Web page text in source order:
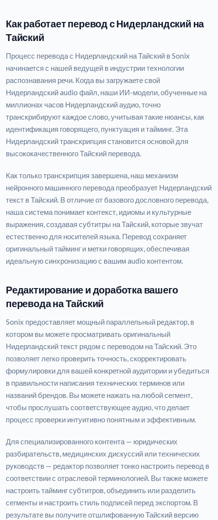
Как работает перевод с Нидерландский на
Тайский
Процесс перевода с Нидерландский на Тайский в Sonix
начинается с нашей ведущей в индустрии технологии
распознавания речи. Когда вы загружаете свой
Нидерландский audio файл, наши ИИ-модели, обученные на
миллионах часов Нидерландский аудио, точно
транскрибируют каждое слово, учитывая такие нюансы, как
идентификация говорящего, пунктуация и тайминг. Эта
Нидерландский транскрипция становится основой для
высококачественного Тайский перевода.
Как только транскрипция завершена, наш механизм
нейронного машинного перевода преобразует Нидерландский
текст в Тайский. В отличие от базового дословного перевода,
наша система понимает контекст, идиомы и культурные
выражения, создавая субтитры на Тайский, которые звучат
естественно для носителей языка. Перевод сохраняет
оригинальный тайминг и метки говорящих, обеспечивая
идеальную синхронизацию с вашим audio контентом.
Редактирование и доработка вашего
перевода на Тайский
Sonix предоставляет мощный параллельный редактор, в
котором вы можете просматривать оригинальный
Нидерландский текст рядом с переводом на Тайский. Это
позволяет легко проверить точность, скорректировать
формулировки для вашей конкретной аудитории и убедиться
в правильности написания технических терминов или
названий брендов. Вы можете нажать на любой сегмент,
чтобы прослушать соответствующее аудио, что делает
процесс проверки интуитивно понятным и эффективным.
Для специализированного контента — юридических
разбирательств, медицинских дискуссий или технических
руководств — редактор позволяет тонко настроить перевод в
соответствии с отраслевой терминологией. Вы также можете
настроить тайминг субтитров, объединить или разделить
сегменты и настроить стиль подписей перед экспортом. В
результате вы получите отшлифованную Тайский версию